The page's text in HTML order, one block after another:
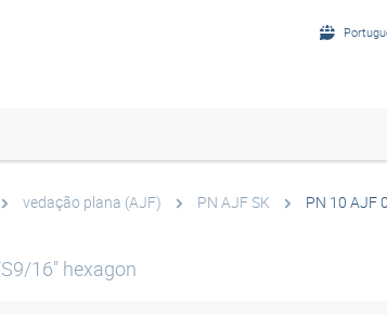
vedação plana (AJF) PN AJF SK PN 10 AJF
16" hexagon